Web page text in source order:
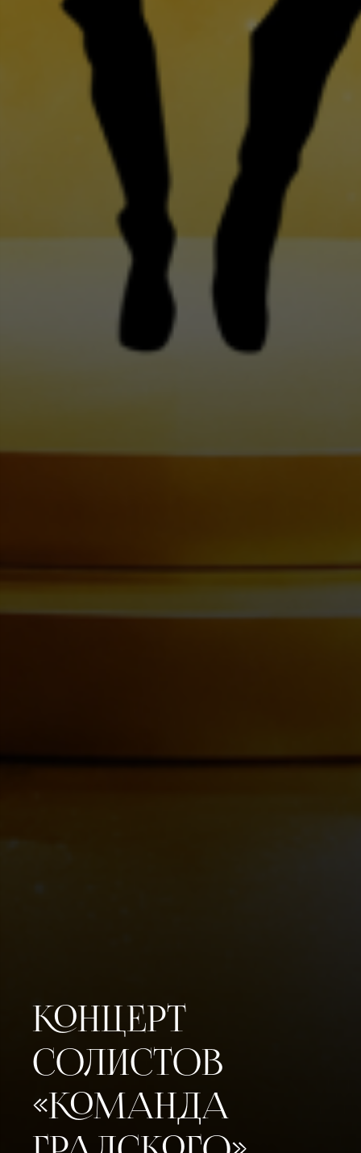
КОНЦЕРТ
СОЛИСТОВ
«КОМАНДА